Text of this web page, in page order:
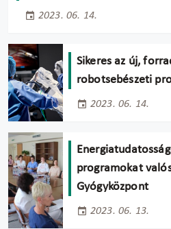
2023. 06. 14.
Sikeres az új,
robotsebészeti
2023. 06. 14.
programokat
Gyógyközpont
2023. 06. 13.